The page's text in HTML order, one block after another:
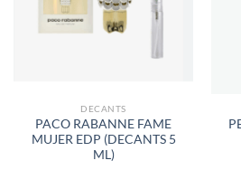
DE
DESEOS
DECANTS
PACO RABANNE FAME
MUJER EDP (DECANTS 5
ML)